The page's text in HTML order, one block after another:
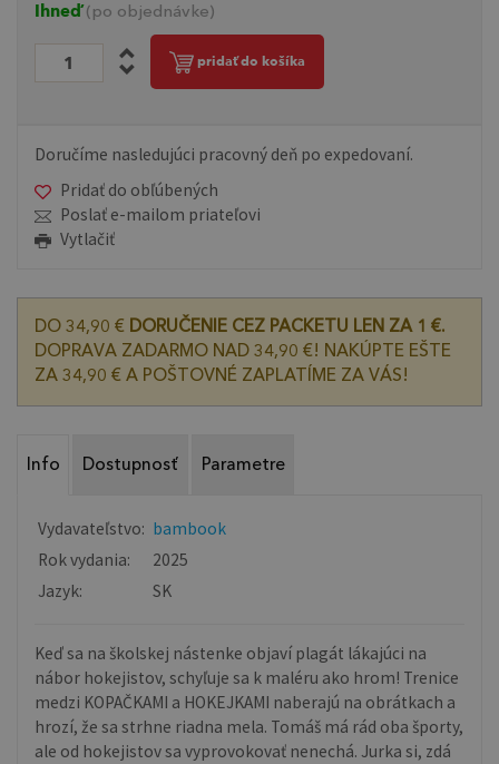
Ihneď(po objednávke)
pridať do košíka
Doručíme nasledujúci pracovný deň po expedovaní.
Pridať do obľúbených
Poslať e-mailom priateľovi
Vytlačiť
DO 34,90 € DORUČENIE CEZ PACKETU LEN ZA 1 €.
DOPRAVA ZADARMO NAD 34,90 €! NAKÚPTE EŠTE
ZA 34,90 € A POŠTOVNÉ ZAPLATÍME ZA VÁS!
Info Dostupnosť Parametre
Vydavateľstvo: bambook
Rok vydania:
2025
Jazyk:
SK
Keď sa na školskej nástenke objaví plagát lákajúci na
nábor hokejistov, schyľuje sa k maléru ako hrom! Trenice
medzi KOPAČKAMI a HOKEJKAMI naberajú na obrátkach a
hrozí, že sa strhne riadna mela. Tomáš má rád oba športy,
ale od hokejistov sa vyprovokovať nenechá. Jurka si, zdá